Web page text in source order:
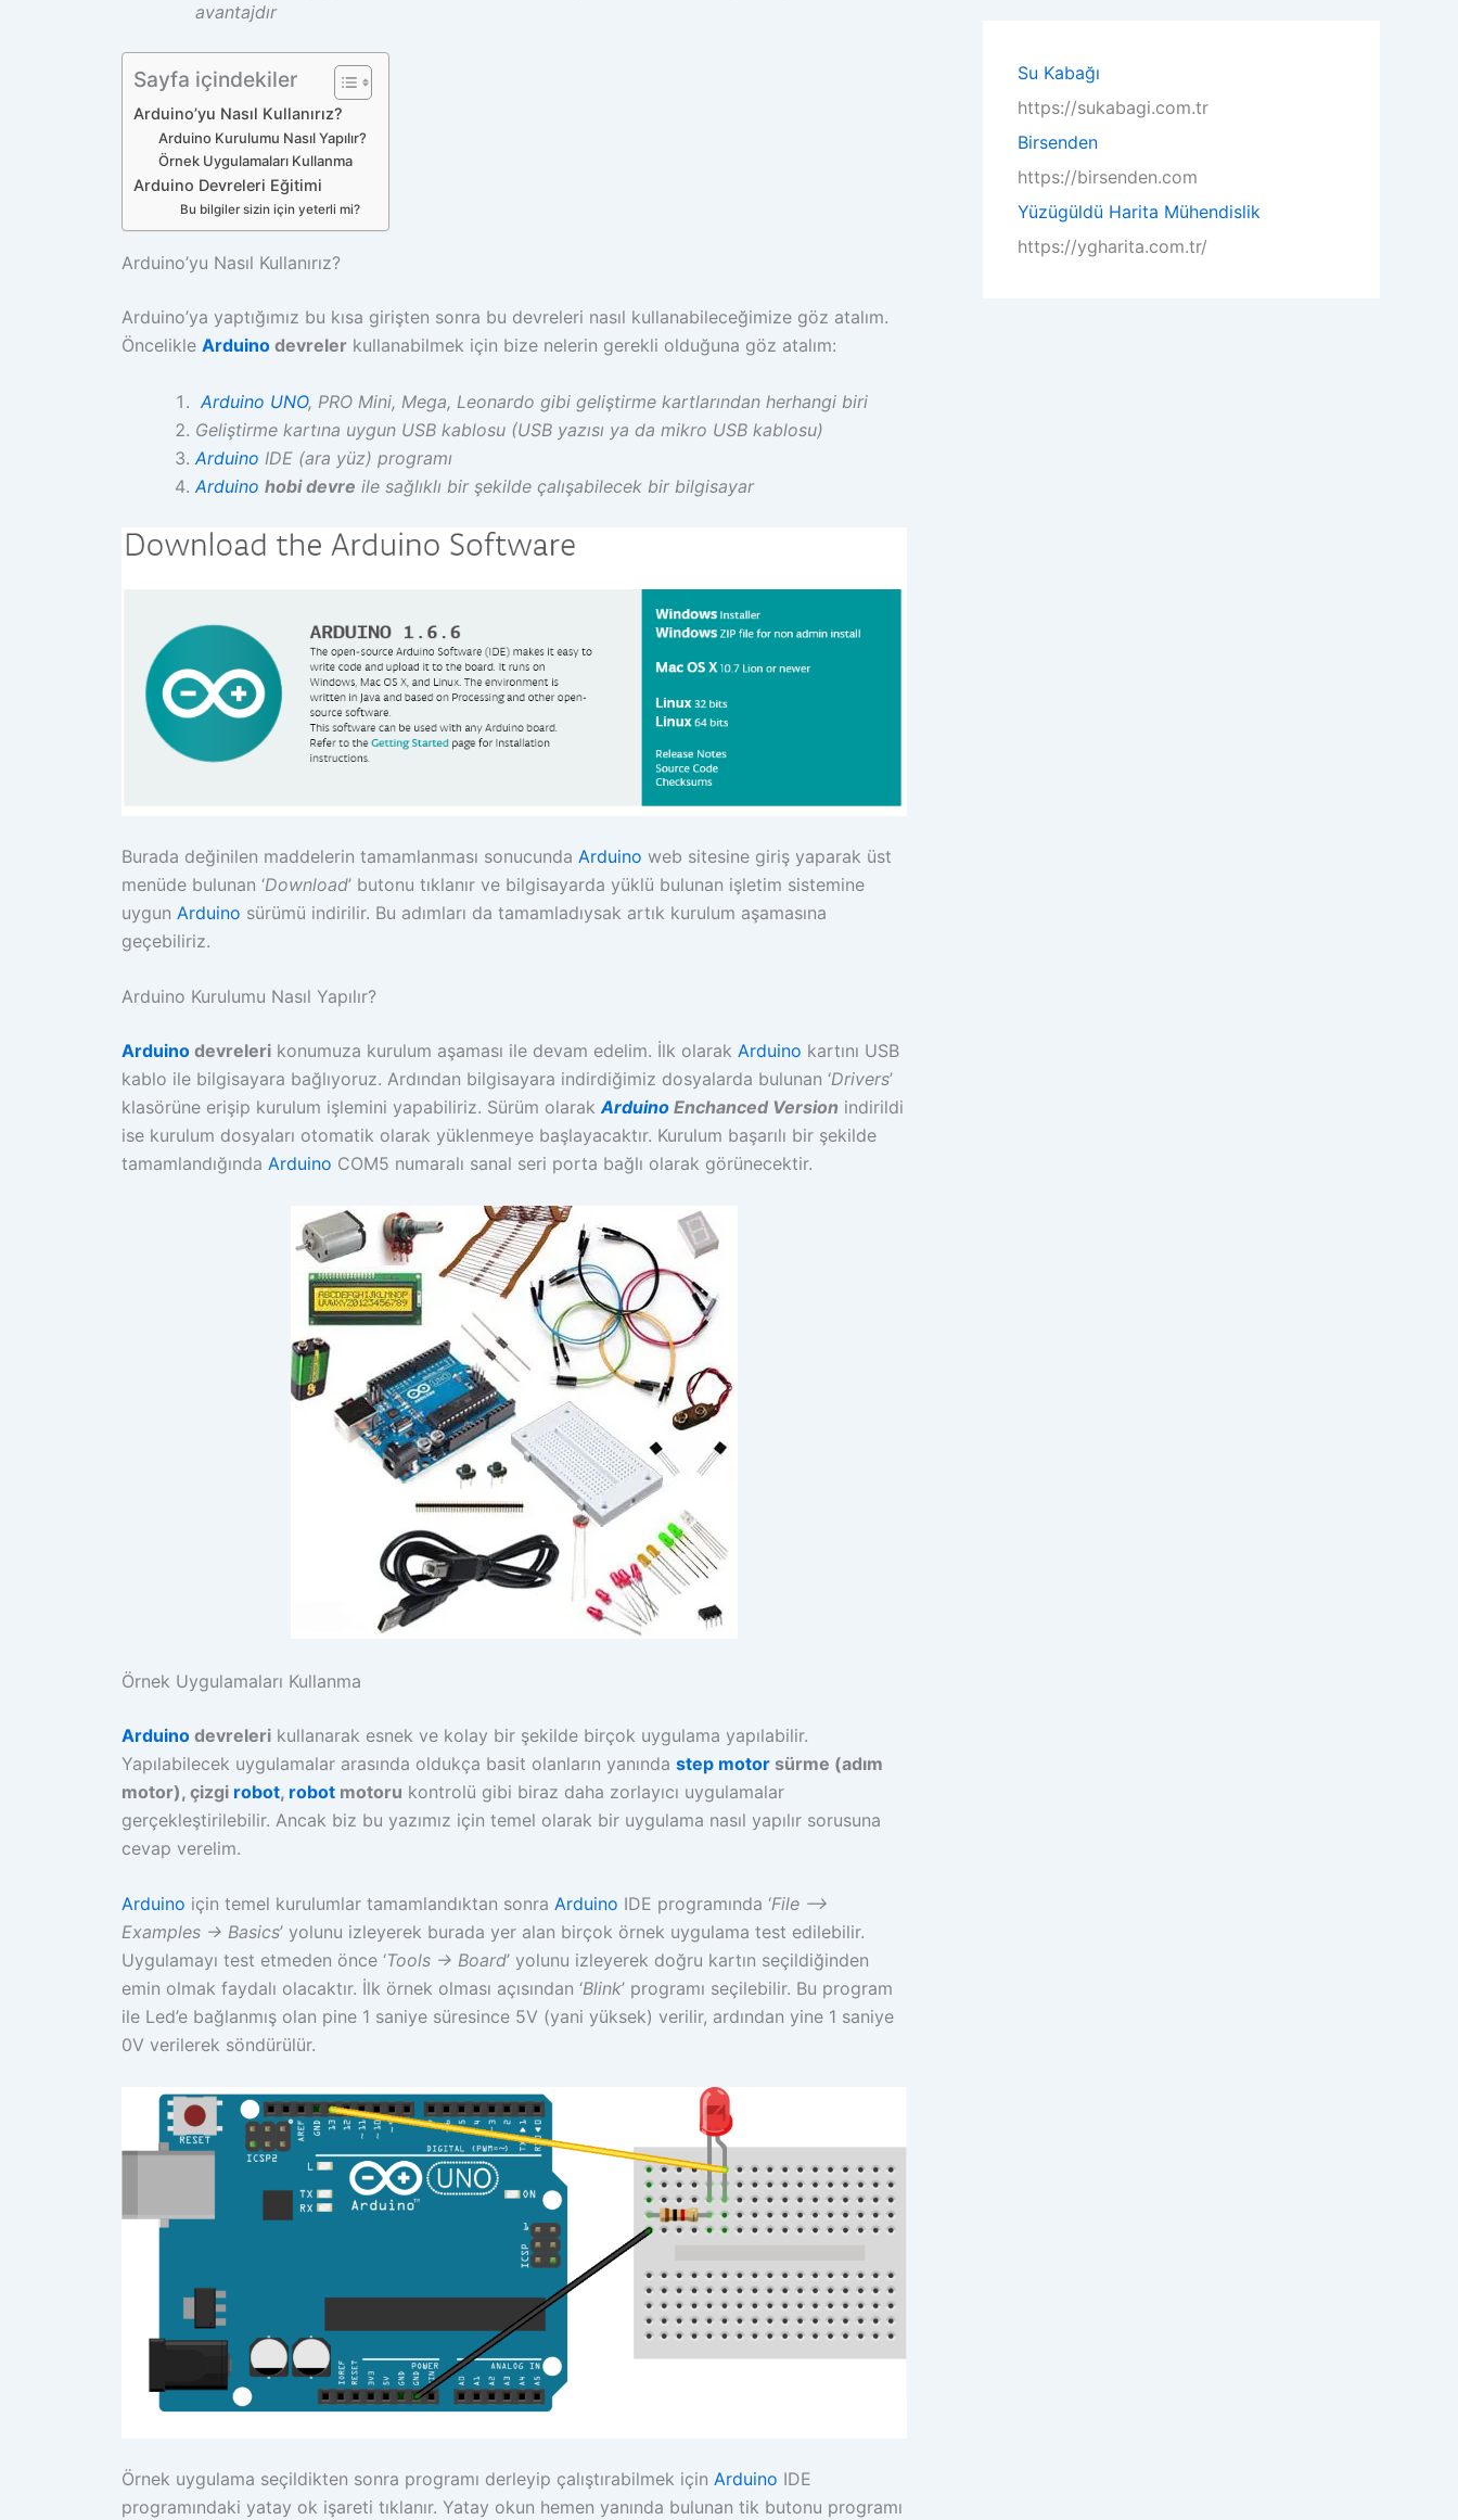
avantajdır
Sayfa içindekiler
Arduino’yu Nasıl Kullanırız?
Arduino Kurulumu Nasıl Yapılır?
Örnek Uygulamaları Kullanma
Arduino Devreleri Eğitimi
Bu bilgiler sizin için yeterli mi?
Arduino’yu Nasıl Kullanırız?
Arduino’ya yaptığımız bu kısa girişten sonra bu devreleri nasıl kullanabileceğimize göz atalım.
Öncelikle Arduino devreler kullanabilmek için bize nelerin gerekli olduğuna göz atalım:
Arduino UNO, PRO Mini, Mega, Leonardo gibi geliştirme kartlarından herhangi biri
Geliştirme kartına uygun USB kablosu (USB yazısı ya da mikro USB kablosu)
Arduino IDE (ara yüz) programı
Arduino hobi devre ile sağlıklı bir şekilde çalışabilecek bir bilgisayar
Burada değinilen maddelerin tamamlanması sonucunda Arduino web sitesine giriş yaparak üst
menüde bulunan ‘Download’ butonu tıklanır ve bilgisayarda yüklü bulunan işletim sistemine
uygun Arduino sürümü indirilir. Bu adımları da tamamladıysak artık kurulum aşamasına
geçebiliriz.
Arduino Kurulumu Nasıl Yapılır?
Arduino devreleri konumuza kurulum aşaması ile devam edelim. İlk olarak Arduino kartını USB
kablo ile bilgisayara bağlıyoruz. Ardından bilgisayara indirdiğimiz dosyalarda bulunan ‘Drivers’
klasörüne erişip kurulum işlemini yapabiliriz. Sürüm olarakArduino Enchanced Version indirildi
ise kurulum dosyaları otomatik olarak yüklenmeye başlayacaktır. Kurulum başarılı bir şekilde
tamamlandığında Arduino COM5 numaralı sanal seri porta bağlı olarak görünecektir.
Örnek Uygulamaları Kullanma
Arduino devreleri kullanarak esnek ve kolay bir şekilde birçok uygulama yapılabilir.
Yapılabilecek uygulamalar arasında oldukça basit olanların yanında step motor sürme (adım
motor), çizgi robot, robot motoru kontrolü gibi biraz daha zorlayıcı uygulamalar
gerçekleştirilebilir. Ancak biz bu yazımız için temel olarak bir uygulama nasıl yapılır sorusuna
cevap verelim.
Arduino için temel kurulumlar tamamlandıktan sonra Arduino IDE programında ‘File –>
Examples -> Basics’ yolunu izleyerek burada yer alan birçok örnek uygulama test edilebilir.
Uygulamayı test etmeden önce ‘Tools -> Board’ yolunu izleyerek doğru kartın seçildiğinden
emin olmak faydalı olacaktır. İlk örnek olması açısından ‘Blink’ programı seçilebilir. Bu program
ile Led’e bağlanmış olan pine 1 saniye süresince 5V (yani yüksek) verilir, ardından yine 1 saniye
0V verilerek söndürülür.
Örnek uygulama seçildikten sonra programı derleyip çalıştırabilmek için Arduino IDE
programındaki yatay ok işareti tıklanır. Yatay okun hemen yanında bulunan tik butonu programı
o
:
Su Kabağı
https://sukabagi.com.tr
Birsenden
https://birsenden.com
Yüzügüldü Harita Mühendislik
https://ygharita.com.tr/